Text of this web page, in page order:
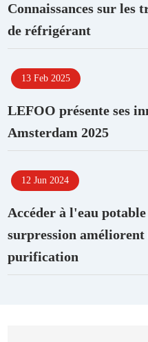
Connaissances sur les
de réfrigérant
13 Feb 2025
LEFOO présente ses
Amsterdam 2025
12 Jun 2024
Accéder à l'eau
surpression améliorent
purification